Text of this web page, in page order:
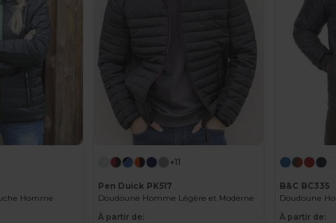
Homme
+11
Pen Duick PK517
Doudoune Homme Légère et Moderne
À partir de:
B&C BC335
Doudoune
À partir de: